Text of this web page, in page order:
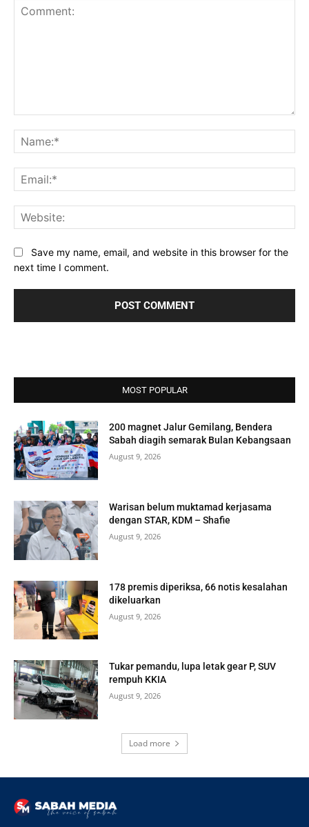
Save my name, email, and website in this browser for the
next time I comment.
MOST POPULAR
200 magnet Jalur Gemilang, Bendera
Sabah diagih semarak Bulan Kebangsaan
August 9, 2026
Warisan belum muktamad kerjasama
dengan STAR, KDM – Shafie
August 9, 2026
178 premis diperiksa, 66 notis kesalahan
dikeluarkan
August 9, 2026
Tukar pemandu, lupa letak gear P, SUV
rempuh KKIA
August 9, 2026
Load more